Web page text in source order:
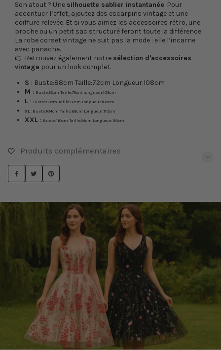
Son atout ? Une silhouette sablier instantanée. Pour
accentuer l’effet, ajoutez des escarpins vintage et une
coiffure relevée. Et si vous aimez les accessoires rétro, une
broche ou un petit sac structuré feront toute la différence.
La robe corset vintage ne suit pas la mode : elle l’incarne
avec panache.
👉 Retrouvez également notre sélection d'accessoires
vintage pour un look complet.
S : Buste:88cm Taille:72cm Longueur:108cm
M : Buste:92cm Taille:76cm Longueur:108cm
L : Buste:98cm Taille:82cm Longueur:108cm
XL : Buste:104cm Taille:88cm Longueur:110cm
XXL : Buste:110cm Taille:94cm Longueur:110cm
Produits complémentaires
PARTAGER
SUR
TWEETER
SUR
ÉPINGLER
SUR